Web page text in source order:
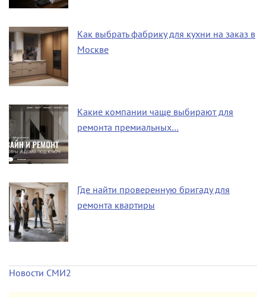
Как выбрать фабрику для кухни на заказ в
Москве
Какие компании чаще выбирают для
ремонта премиальных…
Где найти проверенную бригаду для
ремонта квартиры
Новости СМИ2